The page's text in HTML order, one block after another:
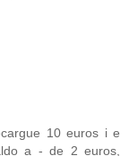
10 euros i e
a - de 2 euros,